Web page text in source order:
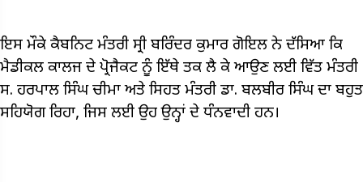
ਇਸ ਮੌਕੇ ਕੈਬਨਿਟ ਮੰਤਰੀ ਸ੍ਰੀ ਬਰਿੰਦਰ ਕੁਮਾਰ ਗੋਇਲ ਨੇ ਦੱਸਿਆ ਕਿ
ਮੈਡੀਕਲ ਕਾਲਜ ਦੇ ਪ੍ਰੋਜੈਕਟ ਨੂੰ ਇੱਥੇ ਤਕ ਲੈ ਕੇ ਆਉਣ ਲਈ ਵਿੱਤ ਮੰਤਰੀ
ਸ. ਹਰਪਾਲ ਸਿੰਘ ਚੀਮਾ ਅਤੇ ਸਿਹਤ ਮੰਤਰੀ ਡਾ. ਬਲਬੀਰ ਸਿੰਘ ਦਾ ਬਹੁਤ
ਸਹਿਯੋਗ ਰਿਹਾ, ਜਿਸ ਲਈ ਉਹ ਉਨ੍ਹਾਂ ਦੇ ਧੰਨਵਾਦੀ ਹਨ।